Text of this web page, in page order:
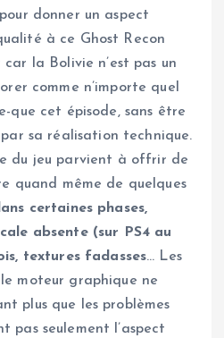
donner un aspect
à ce Ghost Recon
la Bolivie n’est pas un
comme n’importe quel
que cet épisode, sans être
sa réalisation technique.
du jeu parvient à offrir de
quand même de quelques
certaines phases,
absente (sur PS4 au
textures fadasses… Les
moteur graphique ne
plus que les problèmes
pas seulement l’aspect